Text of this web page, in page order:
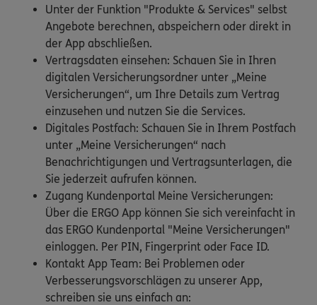
Unter der Funktion "Produkte & Services" selbst
Angebote berechnen, abspeichern oder direkt in
der App abschließen.
Vertragsdaten einsehen: Schauen Sie in Ihren
digitalen Versicherungsordner unter „Meine
Versicherungen“, um Ihre Details zum Vertrag
einzusehen und nutzen Sie die Services.
Digitales Postfach: Schauen Sie in Ihrem Postfach
unter „Meine Versicherungen“ nach
Benachrichtigungen und Vertragsunterlagen, die
Sie jederzeit aufrufen können.
Zugang Kundenportal Meine Versicherungen:
Über die ERGO App können Sie sich vereinfacht in
das ERGO Kundenportal "Meine Versicherungen"
einloggen. Per PIN, Fingerprint oder Face ID.
Kontakt App Team: Bei Problemen oder
Verbesserungsvorschlägen zu unserer App,
schreiben sie uns einfach an: